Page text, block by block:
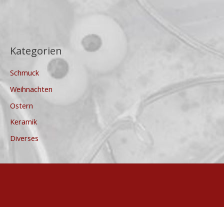
Kategorien
Schmuck
Weihnachten
Ostern
Keramik
Diverses